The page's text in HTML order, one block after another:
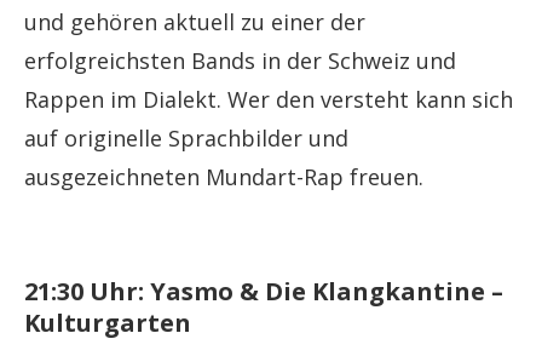
und gehören aktuell zu einer der
erfolgreichsten Bands in der Schweiz und
Rappen im Dialekt. Wer den versteht kann sich
auf originelle Sprachbilder und
ausgezeichneten Mundart-Rap freuen.
21:30 Uhr: Yasmo & Die Klangkantine –
Kulturgarten